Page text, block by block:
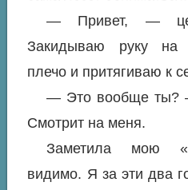
— Привет, —
Закидываю руку на
плечо и притягиваю к
— Это вообще ты? —
Смотрит на меня.
Заметила мою
видимо. Я за эти два